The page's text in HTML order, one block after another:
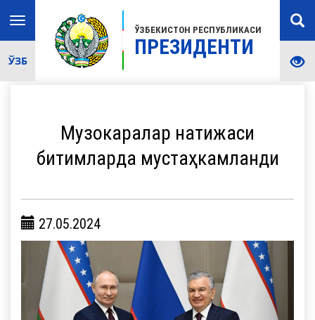
ЎЗБЕКИСТОН РЕСПУБЛИКАСИ
ПРЕЗИДЕНТИ
Toggle
navigation
ЎЗБ
Музокаралар натижаси
битимларда мустаҳкамланди
27.05.2024